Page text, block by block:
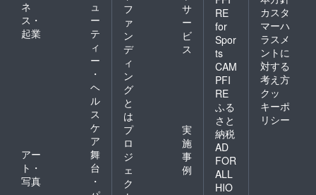
ネ
ス・
起業
ュ
ー
テ
ィ
ー
・
ヘ
ル
ス
ケ
ア
アー
ト・
写真
舞
台
・
フ
ァ
ン
デ
ィ
ン
グ
と
は
サ
ー
ビ
ス
プ
ロ
ジ
ェ
ク
実
施
事
例
RE
for
Spor
ts
CAM
PFI
RE
ふる
さと
納税
AD
FOR
ALL
HIO
カスタ
マーハ
ラスメ
ントに
対する
考え方
クッ
キーポ
リシー